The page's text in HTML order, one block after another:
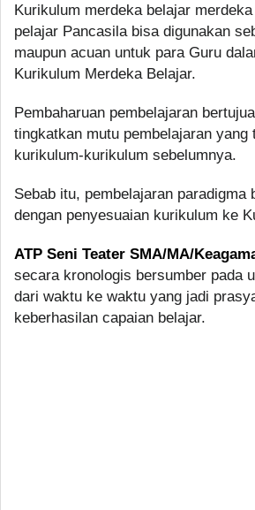
Kurikulum merdeka belajar
pelajar Pancasila bisa digunakan
maupun acuan untuk para Guru
Kurikulum Merdeka Belajar.
Pembaharuan pembelajaran
tingkatkan mutu pembelajaran yang
kurikulum-kurikulum sebelumnya.
Sebab itu, pembelajaran paradigma
dengan penyesuaian kurikulum ke
ATP Seni Teater SMA/MA/
secara kronologis bersumber pada
dari waktu ke waktu yang jadi
keberhasilan capaian belajar.